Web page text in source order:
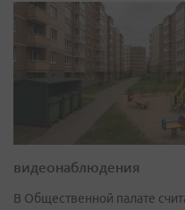
видеонаблюдения
В Общественной палате